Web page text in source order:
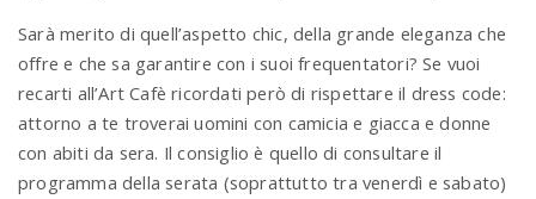
Sarà merito di quell’aspetto chic, della grande eleganza che
offre e che sa garantire con i suoi frequentatori? Se vuoi
recarti all’Art Cafè ricordati però di rispettare il dress code:
attorno a te troverai uomini con camicia e giacca e donne
con abiti da sera. Il consiglio è quello di consultare il
programma della serata (soprattutto tra venerdì e sabato)